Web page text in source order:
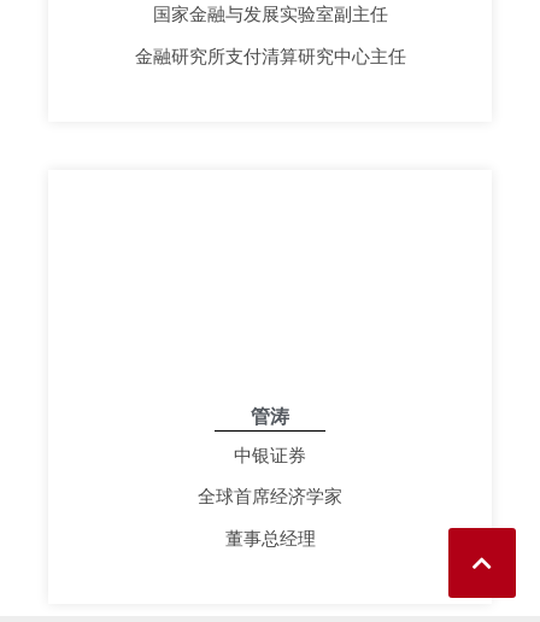
国家金融与发展实验室副主任
金融研究所支付清算研究中心主任
管涛
中银证券
全球首席经济学家
董事总经理